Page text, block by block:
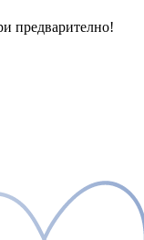
предварително!